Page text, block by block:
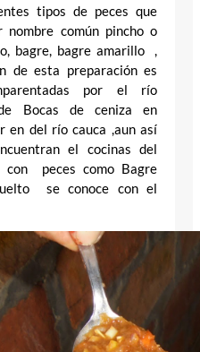
tipos de peces que
común pincho o
bagre, bagre amarillo ,
de esta preparación es
por el río
Bocas de ceniza en
en del río cauca ,aun así
el cocinas del
con peces como Bagre
se conoce con el